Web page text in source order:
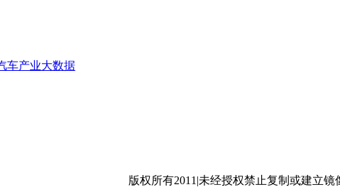
的BBA，极氪科技集团更有条件
车产业大数据
版权所有2011|未经授权禁止复制或建立镜